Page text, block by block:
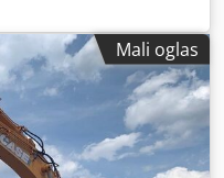
Mali oglas